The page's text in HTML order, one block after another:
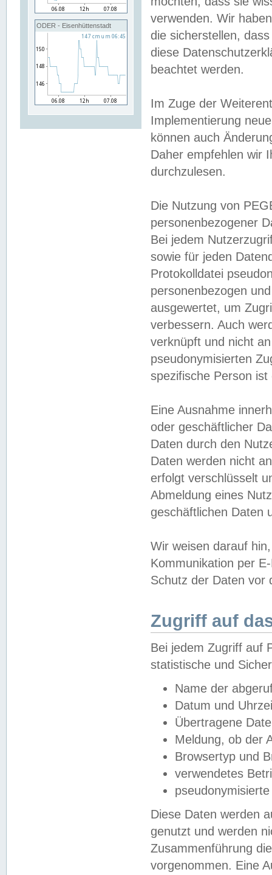
ODER - Eisenhüttenstadt
verwenden. Wir
die sicherstellen,
diese
beachtet werden.
Im Zuge der
Implementierung
können auch
Daher empfehlen wir
durchzulesen.
Die Nutzung von
personenbezogener
Bei jedem
sowie für jeden
Protokolldatei
personenbezogen
ausgewertet, um
verbessern. Auch
verknüpft und nicht
pseudonymisierten
spezifische Person
Eine Ausnahme
oder geschäftlicher
Daten durch den
Daten werden nicht
erfolgt verschlüsselt
Abmeldung eines
geschäftlichen Daten
Wir weisen darauf
Kommunikation per
Schutz der Daten vor
Zugriff auf
Bei jedem Zugriff auf
statistische und
Name der
Datum und
Übertragene
Meldung, ob der
Browsertyp und
verwendetes
Diese Daten werden
genutzt und werden
Zusammenführung
vorgenommen. Eine